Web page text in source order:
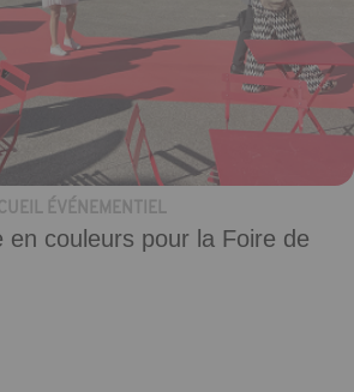
ÉVÉNEMENTIEL
en couleurs pour la Foire de